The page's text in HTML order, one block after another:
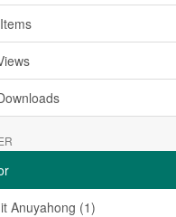
Anuyahong (1)